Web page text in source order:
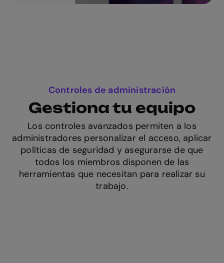
Controles de administración
Gestiona tu equipo
Los controles avanzados permiten a los
administradores personalizar el acceso, aplicar
políticas de seguridad y asegurarse de que
todos los miembros disponen de las
herramientas que necesitan para realizar su
trabajo.